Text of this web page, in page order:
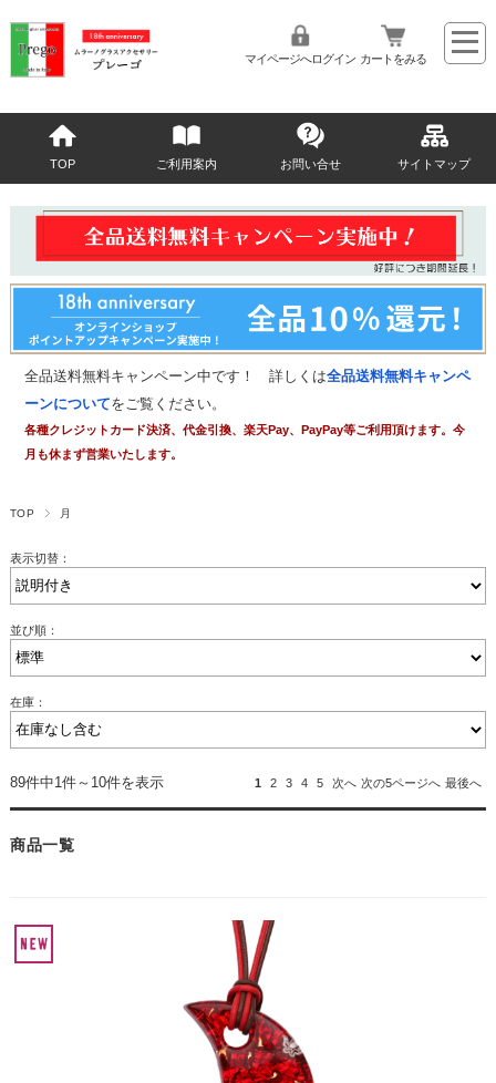
マイページへログイン カートをみる
TOP ご利用案内 お問い合せ サイトマップ
全品送料無料キャンペーン中です！ 詳しくは全品送料無料キャンペ
ーンについてをご覧ください。
各種クレジットカード決済、代金引換、楽天Pay、PayPay等ご利用頂けます。今
月も休まず営業いたします。
TOP 月
表示切替：
並び順：
在庫：
89件中1件～10件を表示 1 2 3 4 5 次へ 次の5ページへ 最後へ
商品一覧